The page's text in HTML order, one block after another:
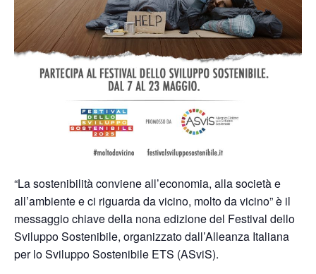
“La sostenibilità conviene all’economia, alla società e
all’ambiente e ci riguarda da vicino, molto da vicino” è il
messaggio chiave della nona edizione del Festival dello
Sviluppo Sostenibile, organizzato dall’Alleanza Italiana
per lo Sviluppo Sostenibile ETS (ASviS).